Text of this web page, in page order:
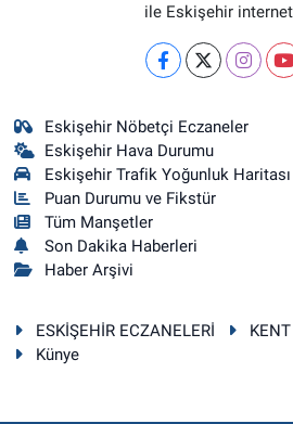
ile Eskişehir
Eskişehir Nöbetçi Eczaneler
Eskişehir Hava Durumu
Eskişehir Trafik Yoğunluk Haritası
Puan Durumu ve Fikstür
Tüm Manşetler
Son Dakika Haberleri
Haber Arşivi
ESKİŞEHİR ECZANELERİ
Künye